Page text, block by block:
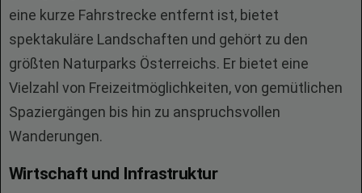
eine kurze Fahrstrecke entfernt ist, bietet
spektakuläre Landschaften und gehört zu den
größten Naturparks Österreichs. Er bietet eine
Vielzahl von Freizeitmöglichkeiten, von gemütlichen
Spaziergängen bis hin zu anspruchsvollen
Wanderungen.
Wirtschaft und Infrastruktur